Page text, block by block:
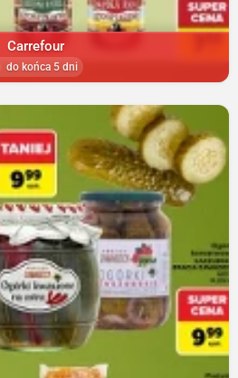
Carrefour
do końca 5 dni